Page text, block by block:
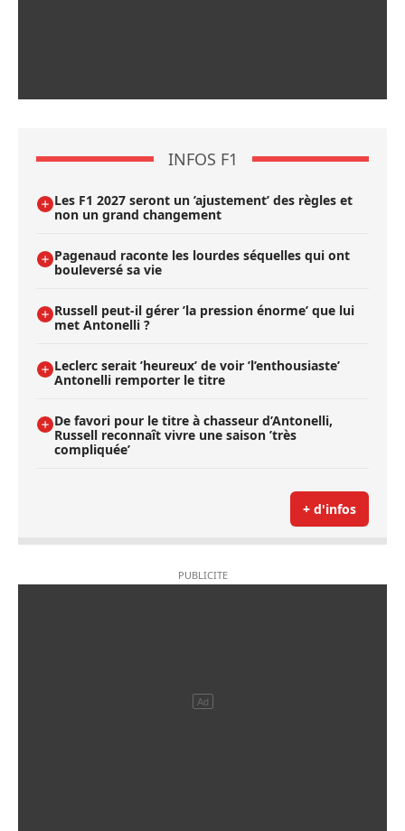
INFOS F1
Les F1 2027 seront un ’ajustement’ des règles et
non un grand changement
Pagenaud raconte les lourdes séquelles qui ont
bouleversé sa vie
Russell peut-il gérer ’la pression énorme’ que lui
met Antonelli ?
Leclerc serait ’heureux’ de voir ’l’enthousiaste’
Antonelli remporter le titre
De favori pour le titre à chasseur d’Antonelli,
Russell reconnaît vivre une saison ’très
compliquée’
+ d'infos